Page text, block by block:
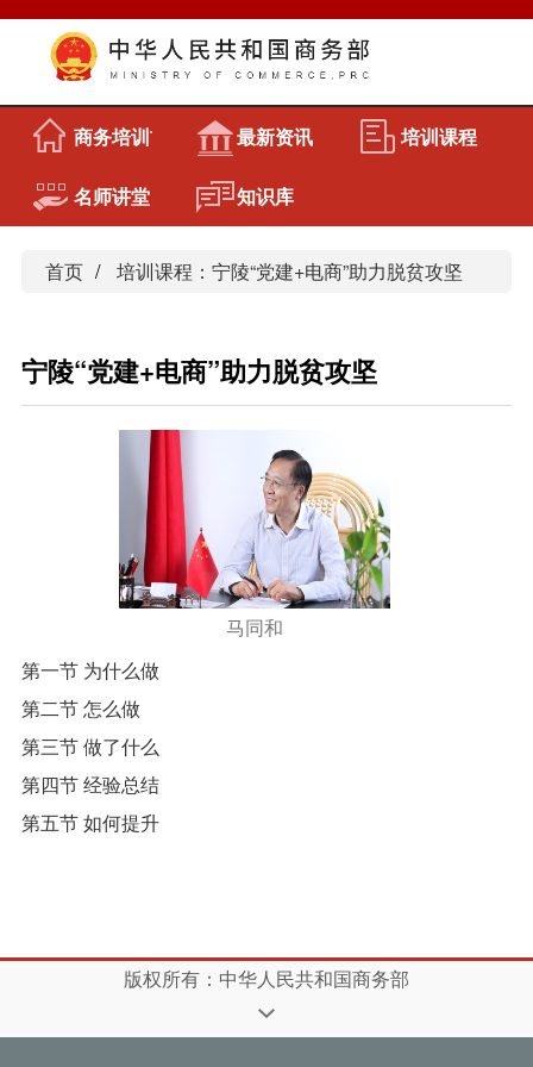
商务培训首页 最新资讯 培训课程
名师讲堂 知识库
首页 培训课程：宁陵“党建+电商”助力脱贫攻坚
宁陵“党建+电商”助力脱贫攻坚
马同和
第一节 为什么做
第二节 怎么做
第三节 做了什么
第四节 经验总结
第五节 如何提升
版权所有：中华人民共和国商务部